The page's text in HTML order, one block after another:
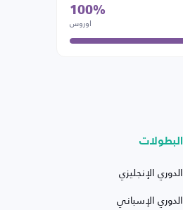
100%
اوروس
البطولات
الدوري الإنجليزي
الدوري الإسباني